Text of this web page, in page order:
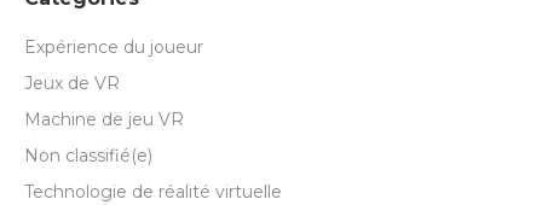
Expérience du joueur
Jeux de VR
Machine de jeu VR
Non classifié(e)
Technologie de réalité virtuelle